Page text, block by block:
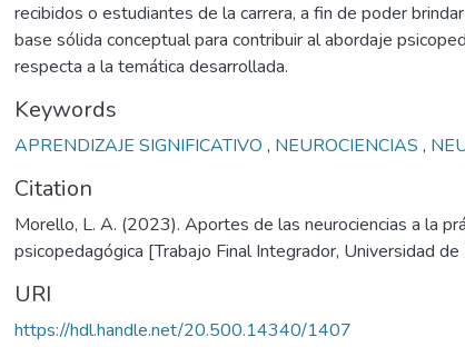
recibidos o estudiantes de la carrera, a fin de poder
base sólida conceptual para contribuir al abordaje
respecta a la temática desarrollada.
Keywords
APRENDIZAJE SIGNIFICATIVO , NEUROCIENCIAS ,
Citation
Morello, L. A. (2023). Aportes de las neurociencias a la
psicopedagógica [Trabajo Final Integrador, Universidad de
URI
https://hdl.handle.net/20.500.14340/1407